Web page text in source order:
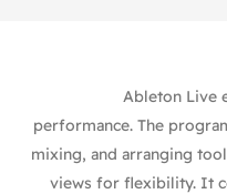
Ableton Live
performance. The
mixing, and arranging
views for flexibility. It